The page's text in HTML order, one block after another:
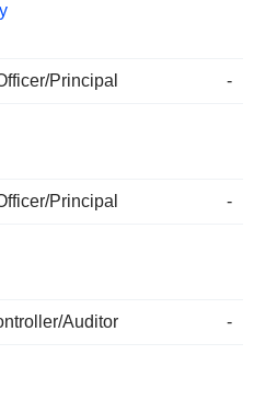
Principal -
Principal -
Auditor -